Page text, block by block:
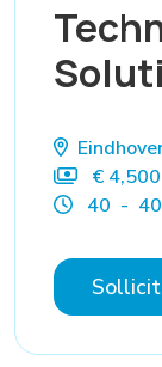
€
40 -